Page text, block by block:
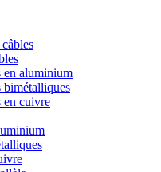
en aluminium
bimétalliques
en cuivre